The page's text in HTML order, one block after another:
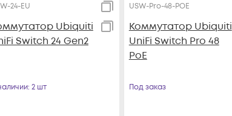
24-EU
Ubiquiti
Switch 24 Gen2
: 2 шт
USW-Pro-48-POE
Коммутатор Ubiquiti
UniFi Switch Pro 48
PoE
Под заказ